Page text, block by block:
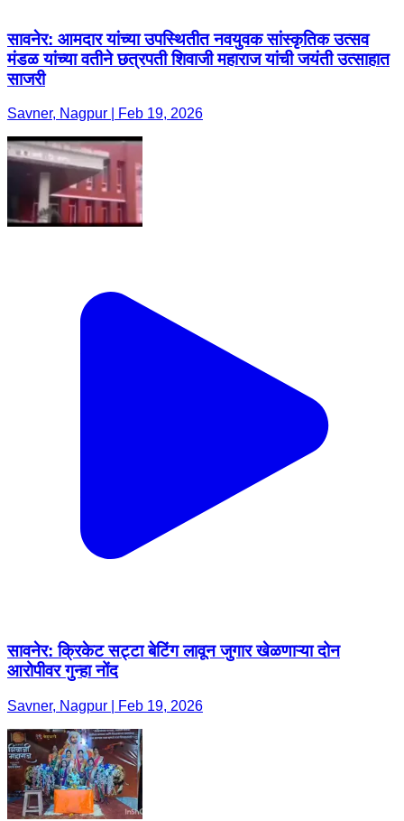
सावनेर: आमदार यांच्या उपस्थितीत नवयुवक सांस्कृतिक उत्सव
मंडळ यांच्या वतीने छत्रपती शिवाजी महाराज यांची जयंती उत्साहात
साजरी
Savner, Nagpur | Feb 19, 2026
सावनेर: क्रिकेट सट्टा बेटिंग लावून जुगार खेळणाऱ्या दोन
आरोपीवर गुन्हा नोंद
Savner, Nagpur | Feb 19, 2026